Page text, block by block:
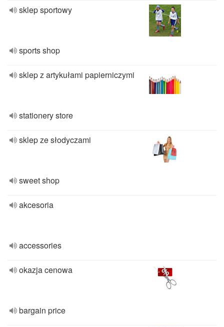
sklep sportowy
sports shop
sklep z artykułami papierniczymi
stationery store
sklep ze słodyczami
sweet shop
akcesoria
accessories
okazja cenowa
bargain price